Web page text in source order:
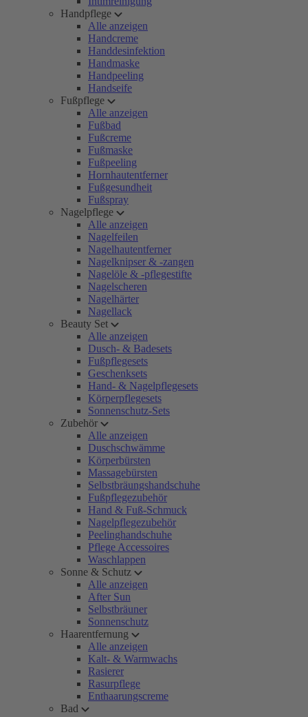
Handpflege
Alle anzeigen
Handcreme
Handdesinfektion
Handmaske
Handpeeling
Handseife
Fußpflege
Alle anzeigen
Fußbad
Fußcreme
Fußmaske
Fußpeeling
Hornhautentferner
Fußgesundheit
Fußspray
Nagelpflege
Alle anzeigen
Nagelfeilen
Nagelhautentferner
Nagelknipser & -zangen
Nagelöle & -pflegestifte
Nagelscheren
Nagelhärter
Nagellack
Beauty Set
Alle anzeigen
Dusch- & Badesets
Fußpflegesets
Geschenksets
Hand- & Nagelpflegesets
Körperpflegesets
Sonnenschutz-Sets
Zubehör
Alle anzeigen
Duschschwämme
Körperbürsten
Massagebürsten
Selbstbräungshandschuhe
Fußpflegezubehör
Hand & Fuß-Schmuck
Nagelpflegezubehör
Peelinghandschuhe
Pflege Accessoires
Waschlappen
Sonne & Schutz
Alle anzeigen
After Sun
Selbstbräuner
Sonnenschutz
Haarentfernung
Alle anzeigen
Kalt- & Warmwachs
Rasierer
Rasurpflege
Enthaarungscreme
Bad